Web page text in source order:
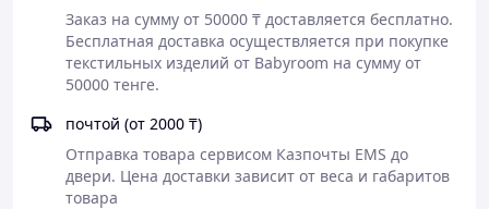
Заказ на сумму от 50000 ₸ доставляется бесплатно.
Бесплатная доставка осуществляется при покупке
текстильных изделий от Babyroom на сумму от
50000 тенге.
почтой (от 2000 ₸)
Отправка товара сервисом Казпочты EMS до
двери. Цена доставки зависит от веса и габаритов
товара